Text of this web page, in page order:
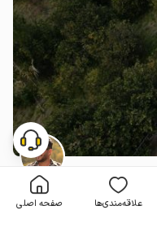
علاقه‌مندی‌ها صفحه اصلی